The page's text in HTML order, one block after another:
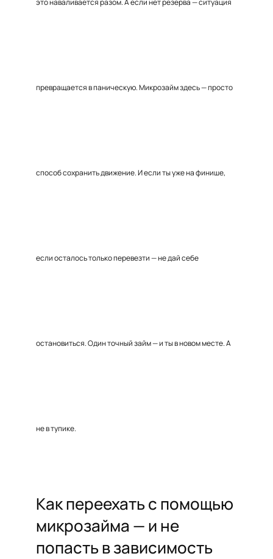
это наваливается разом. А если нет резерва — ситуация
превращается в паническую. Микрозайм здесь — просто
способ сохранить движение. И если ты уже на финише,
если осталось только перевезти — не дай себе
остановиться. Один точный займ — и ты в новом месте. А
не в тупике.
Как переехать с помощью
микрозайма — и не
попасть в зависимость